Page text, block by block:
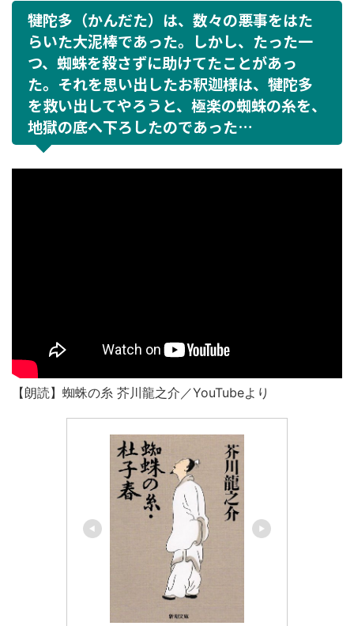
犍陀多（かんだた）は、数々の悪事をはた
らいた大泥棒であった。しかし、たった一
つ、蜘蛛を殺さずに助けてたことがあっ
た。それを思い出したお釈迦様は、犍陀多
を救い出してやろうと、極楽の蜘蛛の糸を、
地獄の底へ下ろしたのであった…
【朗読】蜘蛛の糸 芥川龍之介／YouTubeより